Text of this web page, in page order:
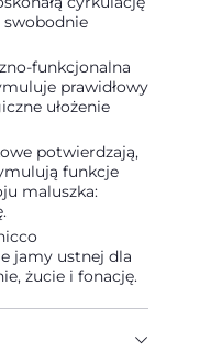
swobodnie
funkcjonalna
prawidłowy
ułożenie
potwierdzają,
funkcje
maluszka:
jamy ustnej dla
żucie i fonację.